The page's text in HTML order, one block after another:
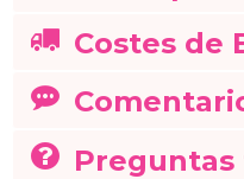
Costes de